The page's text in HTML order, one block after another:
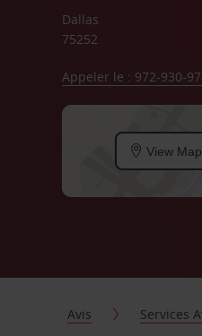
Dallas
75252
Appeler le : 972-930-
View Map
Avis Services